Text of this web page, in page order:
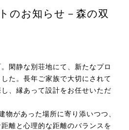
のお知らせ－森の双
閑静な別荘地にて、新たなプロ
た。長年ご家族で大切にされて
、縁あって設計をお任せいただ
物があった場所に寄り添いつつ、
離と心理的な距離のバランスを